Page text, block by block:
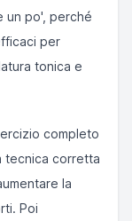
un po', perché
per
tonica e
completo
tecnica corretta
la
Poi